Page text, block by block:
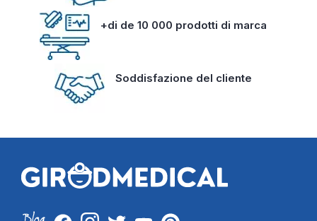
+di de 10 000 prodotti di marca
Soddisfazione del cliente